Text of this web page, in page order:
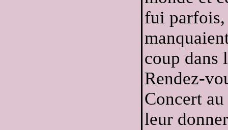
fui parfois,
coup dans
Rendez-
Concert
leur